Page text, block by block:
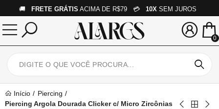
🚚 FRETE GRÁTIS ACIMA DE R$79 💳 10X SEM JUROS
0
Início
Piercing
Piercing Argola Dourada Clicker c/ Micro Zircônias